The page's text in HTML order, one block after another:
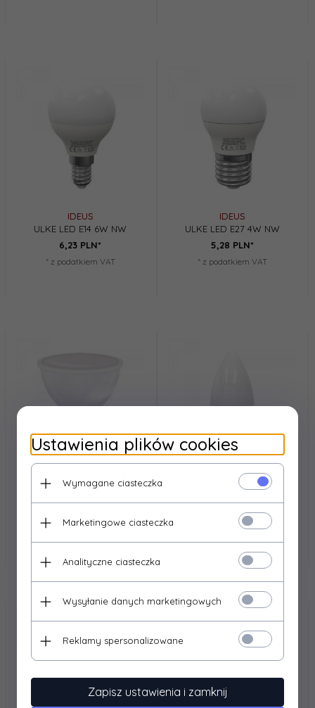
IDEUS
ULKE LED E14 6W NW
6,23 PLN*
* z podatkiem VAT
IDEUS
ULKE LED E27 4W NW
5,28 PLN*
* z podatkiem VAT
IDEUS
LARA LED GU10 8W WW
PLN*
IDEUS
VELA LED E14 8W NW
PLN*
* z podatkiem VAT
Ustawienia plików cookies
Wymagane ciasteczka
Marketingowe ciasteczka
Analityczne ciasteczka
Wysyłanie danych marketingowych
Reklamy spersonalizowane
Zapisz ustawienia i zamknij